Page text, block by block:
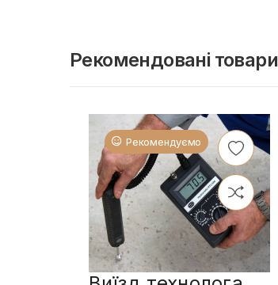
Рекомендовані товари
Рекомендуємо